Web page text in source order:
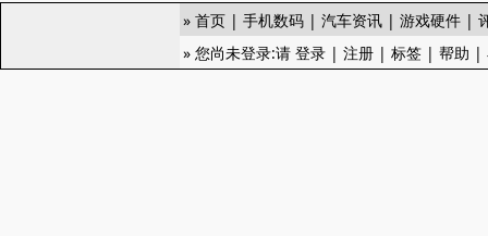
» 首页 | 手机数码 | 汽车资讯 | 游戏硬件 |
» 您尚未登录:请 登录 | 注册 | 标签 | 帮助 |